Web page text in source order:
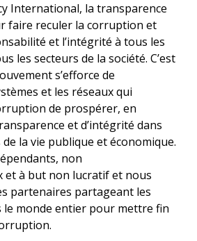
International, la transparence
faire reculer la corruption et
et l’intégrité à tous les
les secteurs de la société. C’est
s’efforce de
et les réseaux qui
de prospérer, en
et d’intégrité dans
la vie publique et économique.
non
et à but non lucratif et nous
partenaires partageant les
le monde entier pour mettre fin